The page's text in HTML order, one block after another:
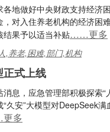
地做好中央财政支持经济
对入住养老机构的经济
结果予以适当补贴……更多
,养老,困难,部门,机构
正式上线
息，应急管理部积极探索
久安”大模型对DeepSeek
多